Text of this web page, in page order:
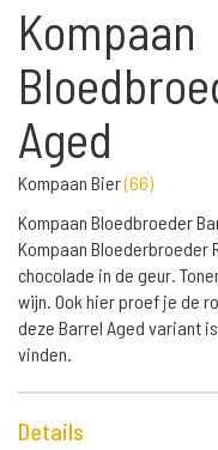
Kompaan
Aged
Kompaan Bier(66)
Kompaan Bloedbroeder
Kompaan Bloederbroeder
chocolade in de geur.
wijn. Ook hier proef je de
deze Barrel Aged variant
vinden.
Details